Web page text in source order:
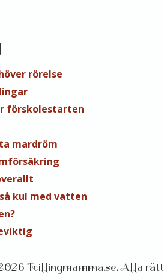
rörelse
förskolestarten
mardröm
kul med vatten
Tvillingmamma.se. Alla